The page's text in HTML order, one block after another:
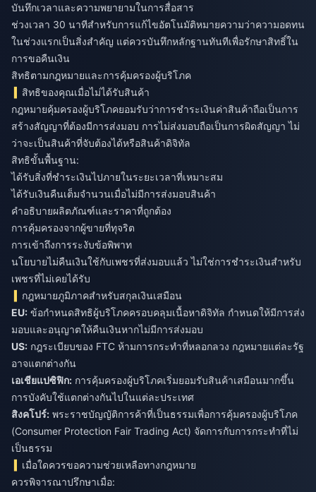
บันทึกเวลาและความพยายามในการสื่อสาร
ช่วงเวลา 30 นาทีสำหรับการแก้ไขอัตโนมัติหมายความว่าความอดทน
ในช่วงแรกเป็นสิ่งสำคัญ แต่ควรบันทึกหลักฐานทันทีเพื่อรักษาสิทธิ์ใน
การขอคืนเงิน
สิทธิตามกฎหมายและการคุ้มครองผู้บริโภค
สิทธิของคุณเมื่อไม่ได้รับสินค้า
กฎหมายคุ้มครองผู้บริโภคยอมรับว่าการชำระเงินค่าสินค้าถือเป็นการ
สร้างสัญญาที่ต้องมีการส่งมอบ การไม่ส่งมอบถือเป็นการผิดสัญญา ไม่
ว่าจะเป็นสินค้าที่จับต้องได้หรือสินค้าดิจิทัล
สิทธิขั้นพื้นฐาน:
ได้รับสิ่งที่ชำระเงินไปภายในระยะเวลาที่เหมาะสม
ได้รับเงินคืนเต็มจำนวนเมื่อไม่มีการส่งมอบสินค้า
คำอธิบายผลิตภัณฑ์และราคาที่ถูกต้อง
การคุ้มครองจากผู้ขายที่ทุจริต
การเข้าถึงการระงับข้อพิพาท
นโยบายไม่คืนเงินใช้กับเพชรที่ส่งมอบแล้ว ไม่ใช่การชำระเงินสำหรับ
เพชรที่ไม่เคยได้รับ
กฎหมายภูมิภาคสำหรับสกุลเงินเสมือน
EU: ข้อกำหนดสิทธิผู้บริโภคครอบคลุมเนื้อหาดิจิทัล กำหนดให้มีการส่ง
มอบและอนุญาตให้คืนเงินหากไม่มีการส่งมอบ
US: กฎระเบียบของ FTC ห้ามการกระทำที่หลอกลวง กฎหมายแต่ละรัฐ
อาจแตกต่างกัน
เอเชียแปซิฟิก: การคุ้มครองผู้บริโภคเริ่มยอมรับสินค้าเสมือนมากขึ้น
การบังคับใช้แตกต่างกันไปในแต่ละประเทศ
สิงคโปร์: พระราชบัญญัติการค้าที่เป็นธรรมเพื่อการคุ้มครองผู้บริโภค
(Consumer Protection Fair Trading Act) จัดการกับการกระทำที่ไม่
เป็นธรรม
เมื่อใดควรขอความช่วยเหลือทางกฎหมาย
ควรพิจารณาปรึกษาเมื่อ: